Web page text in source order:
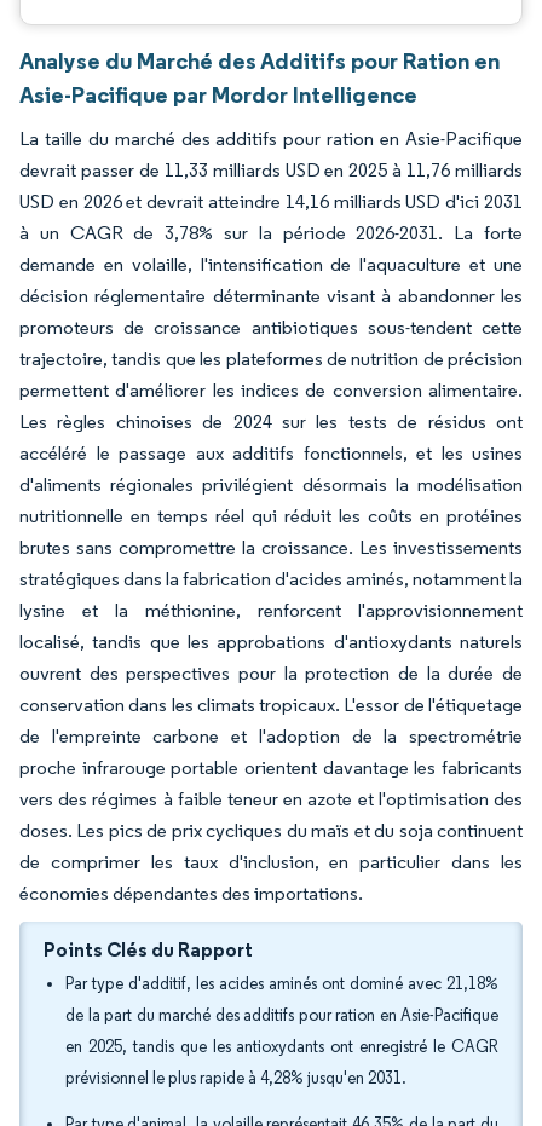
Analyse du Marché des Additifs pour Ration en
Asie-Pacifique par Mordor Intelligence
La taille du marché des additifs pour ration en Asie-Pacifique
devrait passer de 11,33 milliards USD en 2025 à 11,76 milliards
USD en 2026 et devrait atteindre 14,16 milliards USD d'ici 2031
à un CAGR de 3,78% sur la période 2026-2031. La forte
demande en volaille, l'intensification de l'aquaculture et une
décision réglementaire déterminante visant à abandonner les
promoteurs de croissance antibiotiques sous-tendent cette
trajectoire, tandis que les plateformes de nutrition de précision
permettent d'améliorer les indices de conversion alimentaire.
Les règles chinoises de 2024 sur les tests de résidus ont
accéléré le passage aux additifs fonctionnels, et les usines
d'aliments régionales privilégient désormais la modélisation
nutritionnelle en temps réel qui réduit les coûts en protéines
brutes sans compromettre la croissance. Les investissements
stratégiques dans la fabrication d'acides aminés, notamment la
lysine et la méthionine, renforcent l'approvisionnement
localisé, tandis que les approbations d'antioxydants naturels
ouvrent des perspectives pour la protection de la durée de
conservation dans les climats tropicaux. L'essor de l'étiquetage
de l'empreinte carbone et l'adoption de la spectrométrie
proche infrarouge portable orientent davantage les fabricants
vers des régimes à faible teneur en azote et l'optimisation des
doses. Les pics de prix cycliques du maïs et du soja continuent
de comprimer les taux d'inclusion, en particulier dans les
économies dépendantes des importations.
Points Clés du Rapport
Par type d'additif, les acides aminés ont dominé avec 21,18%
de la part du marché des additifs pour ration en Asie-Pacifique
en 2025, tandis que les antioxydants ont enregistré le CAGR
prévisionnel le plus rapide à 4,28% jusqu'en 2031.